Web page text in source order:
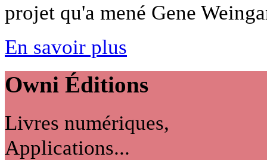
projet qu'a mené Gene
En savoir plus
Owni Éditions
Livres numériques,
Applications...